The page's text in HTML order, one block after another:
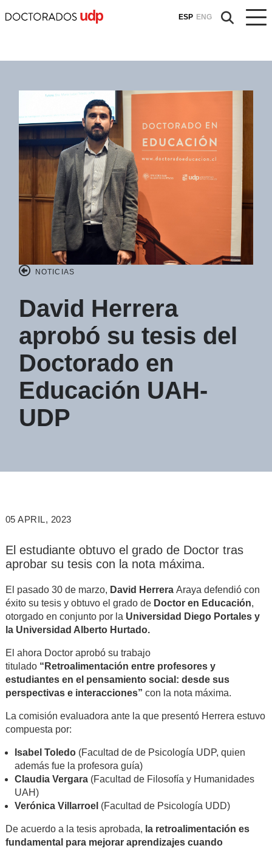
ESP ENG
NOTICIAS
David Herrera
aprobó su tesis del
Doctorado en
Educación UAH-
UDP
05 APRIL, 2023
El estudiante obtuvo el grado de Doctor tras
aprobar su tesis con la nota máxima.
El pasado 30 de marzo, David HerreraAraya defendió con
éxito su tesis y obtuvo el grado de Doctor en Educación,
otorgado en conjunto por la Universidad Diego Portales y
la Universidad Alberto Hurtado.
El ahora Doctor aprobó su trabajo
titulado “Retroalimentación entre profesores y
estudiantes en el pensamiento social: desde sus
perspectivas e interacciones” con la nota máxima.
La comisión evaluadora ante la que presentó Herrera estuvo
compuesta por:
Isabel Toledo(Facultad de de Psicología UDP, quien
además fue la profesora guía)
Claudia Vergara(Facultad de Filosofía y Humanidades
UAH)
Verónica Villarroel (Facultad de Psicología UDD)
De acuerdo a la tesis aprobada, la retroalimentación es
fundamental para mejorar aprendizajes cuando